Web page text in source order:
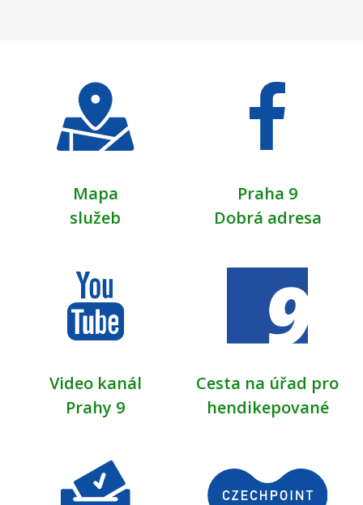
Mapa
služeb
Praha 9
Dobrá adresa
Video kanál
Prahy 9
Cesta na úřad pro
hendikepované